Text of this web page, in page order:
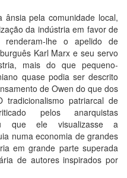
pela comunidade local,
da indústria em favor de
renderam-lhe o apelido de
Karl Marx e seu servo
mais do que pequeno-
quase podia ser descrito
de Owen do que dos
tradicionalismo patriarcal de
pelos anarquistas
que ele visualizasse a
numa economia de grandes
em grande parte superada
de autores inspirados por